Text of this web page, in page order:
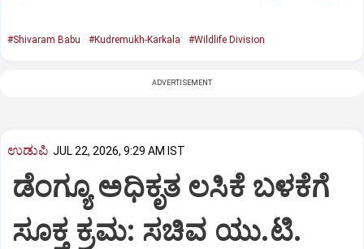
#Shivaram Babu #Kudremukh-Karkala #Wildlife Division
ADVERTISEMENT
ಉಡುಪಿ JUL 22, 2026, 9:29 AM IST
ಡೆಂಗ್ಯೂ ಅಧಿಕೃತ ಲಸಿಕೆ ಬಳಕೆಗೆ
ಸೂಕ್ತ ಕ್ರಮ: ಸಚಿವ ಯು.ಟಿ.